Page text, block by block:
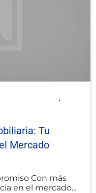
Tu
Mercado
Con más
en el mercado...